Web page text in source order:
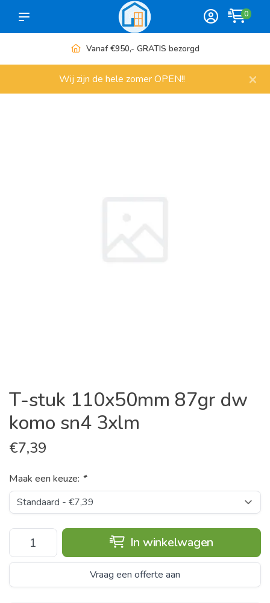
0
Vanaf €950,- GRATIS bezorgd
Wij zijn de hele zomer OPEN!! ×
T-stuk 110x50mm 87gr dw
komo sn4 3xlm
€7,39
Maak een keuze: *
In winkelwagen
Vraag een offerte aan